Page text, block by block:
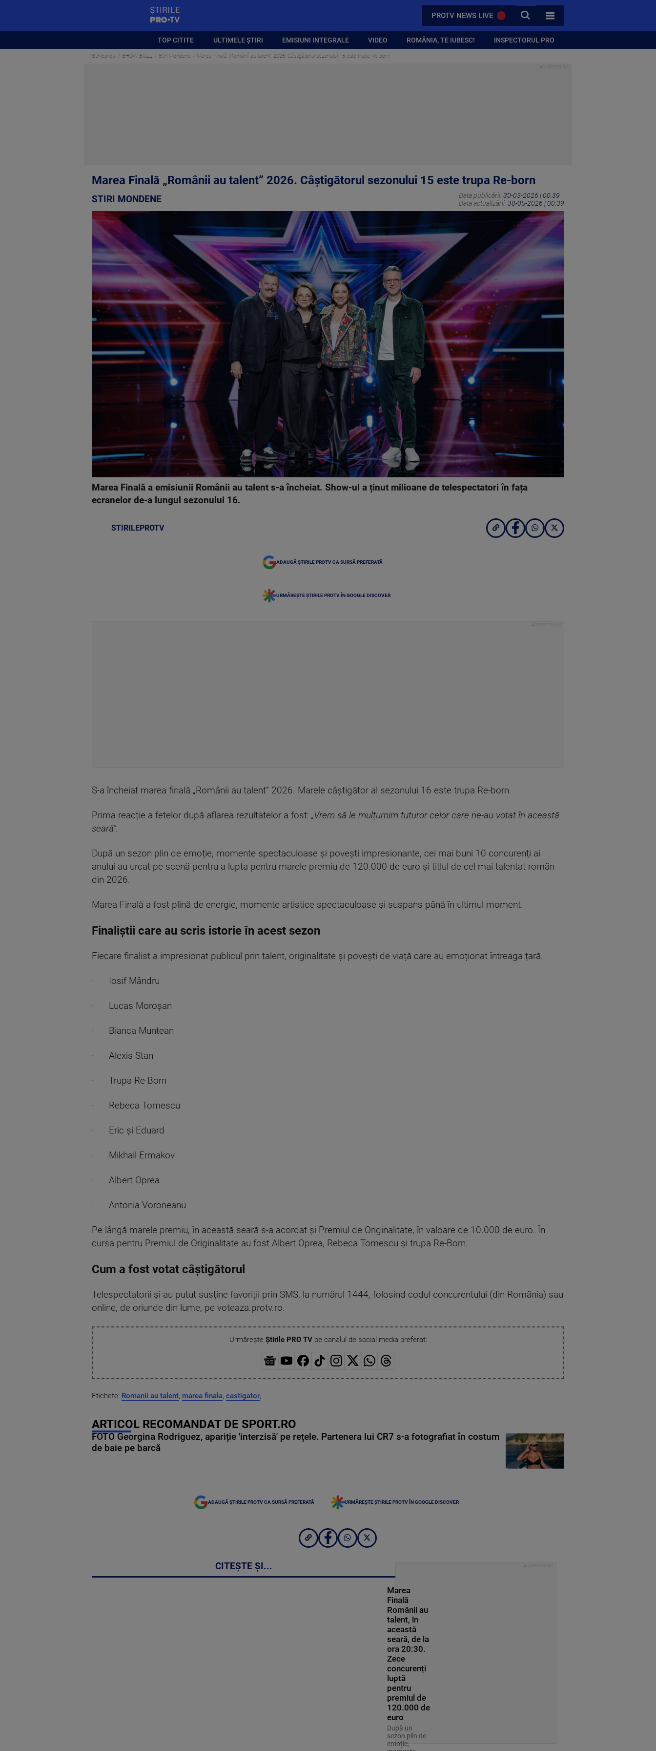
PROTV NEWS LIVE CAUTA
TOATE CATEGORIILE
TOP CITITE ULTIMELE ȘTIRI EMISIUNI INTEGRALE VIDEO ROMÂNIA, TE IUBESC! INSPECTORUL PRO
Stirileprotv SHOW-BUZZ Stiri Mondene Marea Finală „Românii au talent” 2026. Câștigătorul sezonului 15 este trupa Re-born
Marea Finală „Românii au talent” 2026. Câștigătorul sezonului 15 este trupa Re-born
STIRI MONDENE Data publicării: 30-05-2026 | 00:39
Data actualizării: 30-05-2026 | 00:39
Marea Finală a emisiunii Românii au talent s-a încheiat. Show-ul a ținut milioane de telespectatori în fața
ecranelor de-a lungul sezonului 16.
STIRILEPROTV
ADAUGĂ ȘTIRILE PROTV CA SURSĂ PREFERATĂ
URMĂREȘTE ȘTIRILE PROTV ÎN GOOGLE DISCOVER
S-a încheiat marea finală „Românii au talent” 2026. Marele câștigător al sezonului 16 este trupa Re-born.
Prima reacție a fetelor după aflarea rezultatelor a fost: „Vrem să le mulțumim tuturor celor care ne-au votat în această
seară”.
După un sezon plin de emoție, momente spectaculoase și povești impresionante, cei mai buni 10 concurenți ai
anului au urcat pe scenă pentru a lupta pentru marele premiu de 120.000 de euro și titlul de cel mai talentat român
din 2026.
Marea Finală a fost plină de energie, momente artistice spectaculoase și suspans până în ultimul moment.
Finaliștii care au scris istorie în acest sezon
Fiecare finalist a impresionat publicul prin talent, originalitate și povești de viață care au emoționat întreaga țară.
· Iosif Mândru
· Lucas Moroșan
· Bianca Muntean
· Alexis Stan
· Trupa Re-Born
· Rebeca Tomescu
· Eric și Eduard
· Mikhail Ermakov
· Albert Oprea
· Antonia Voroneanu
Pe lângă marele premiu, în această seară s-a acordat și Premiul de Originalitate, în valoare de 10.000 de euro. În
cursa pentru Premiul de Originalitate au fost Albert Oprea, Rebeca Tomescu și trupa Re-Born.
Cum a fost votat câștigătorul
Telespectatorii și-au putut susține favoriții prin SMS, la numărul 1444, folosind codul concurentului (din România) sau
online, de oriunde din lume, pe voteaza.protv.ro.
Urmărește Știrile PRO TVpe canalul de social media preferat:
Etichete: Romanii au talent, marea finala, castigator,
ARTICOL RECOMANDAT DE SPORT.RO
FOTO Georgina Rodriguez, apariție 'interzisă' pe rețele. Partenera lui CR7 s-a fotografiat în costum
de baie pe barcă
ADAUGĂ ȘTIRILE PROTV CA SURSĂ PREFERATĂ URMĂREȘTE ȘTIRILE PROTV ÎN GOOGLE DISCOVER
CITEȘTE ȘI...
Marea
Finală
Românii au
talent, în
această
seară, de la
ora 20:30.
Zece
concurenți
luptă
pentru
premiul de
120.000 de
euro
După un
sezon plin de
emoție,